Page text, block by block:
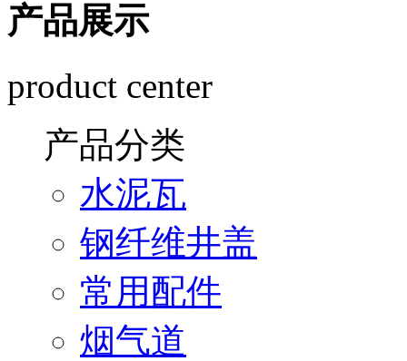
产品展示
product center
产品分类
水泥瓦
钢纤维井盖
常用配件
烟气道